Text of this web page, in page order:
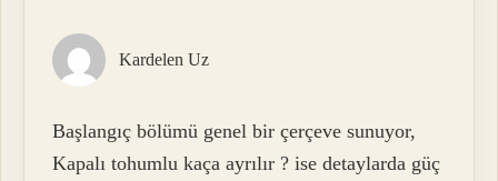
Kardelen Uz
Başlangıç bölümü genel bir çerçeve sunuyor,
Kapalı tohumlu kaça ayrılır ? ise detaylarda güç